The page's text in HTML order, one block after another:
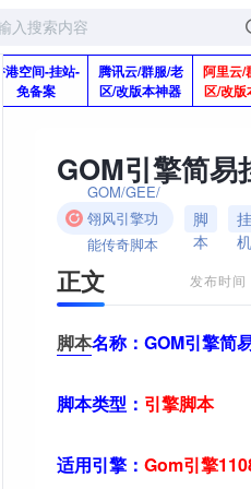
香港空间-挂站-
免备案
腾讯云/群服/老
区/改版本神器
阿里云/
区/改版
GOM引擎简易
GOM/GEE/
翎风引擎功
能传奇脚本
脚
本
挂
机
正文 发布时
脚本名称： GOM引擎简
脚本类型： 引擎脚本
适用引擎： Gom引擎